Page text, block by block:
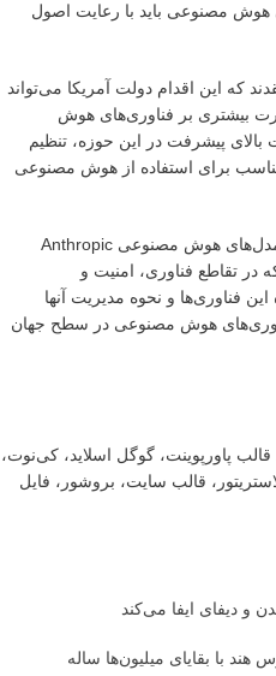
هوش مصنوعی باید با رعایت اصول
که این اقدام دولت آمریکا می‌تواند
بیشتری بر فناوری‌های هوش
پیشرفت در این حوزه، تنظیم
برای استفاده از هوش مصنوعی
در نهایت، تعلیق دسترسی خارجی به مدل‌های هوش مصنوعی Anthropic
در تقاطع فناوری، امنیت و
فناوری‌ها و نحوه مدیریت آنها
هوش مصنوعی در سطح جهان
قالب پاورپوینت، گوگل اسلاید، کی‌نوت،
قالب سایت، بروشور، فایل
و دیفای ایفا می‌کند
با بقایای میلیون‌ها ساله